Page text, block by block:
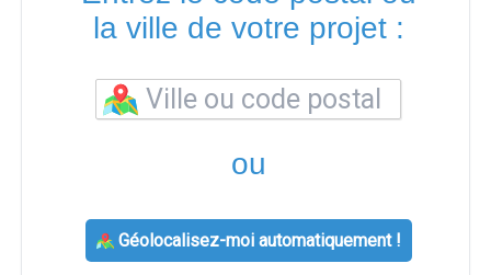
la ville de votre projet :
ou
Géolocalisez-moi automatiquement !